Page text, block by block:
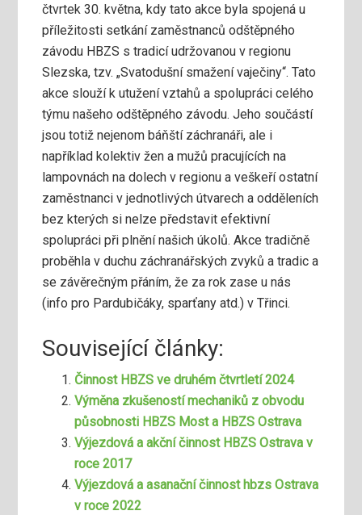
čtvrtek 30. května, kdy tato akce byla spojená u
příležitosti setkání zaměstnanců odštěpného
závodu HBZS s tradicí udržovanou v regionu
Slezska, tzv. „Svatodušní smažení vaječiny“. Tato
akce slouží k utužení vztahů a spolupráci celého
týmu našeho odštěpného závodu. Jeho součástí
jsou totiž nejenom báňští záchranáři, ale i
například kolektiv žen a mužů pracujících na
lampovnách na dolech v regionu a veškeří ostatní
zaměstnanci v jednotlivých útvarech a odděleních
bez kterých si nelze představit efektivní
spolupráci při plnění našich úkolů. Akce tradičně
proběhla v duchu záchranářských zvyků a tradic a
se závěrečným přáním, že za rok zase u nás
(info pro Pardubičáky, sparťany atd.) v Třinci.
Související články:
Činnost HBZS ve druhém čtvrtletí 2024
Výměna zkušeností mechaniků z obvodu
působnosti HBZS Most a HBZS Ostrava
Výjezdová a akční činnost HBZS Ostrava v
roce 2017
Výjezdová a asanační činnost hbzs Ostrava
v roce 2022